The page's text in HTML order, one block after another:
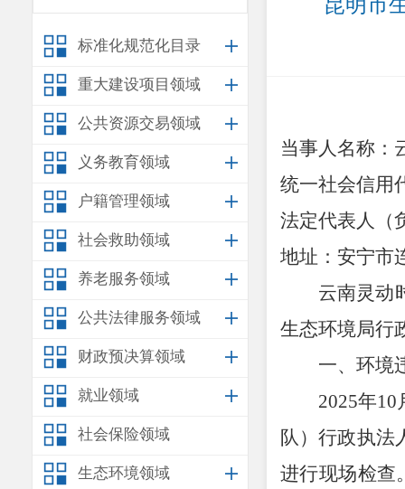
标准化规范化目录
重大建设项目领域
公共资源交易领域
义务教育领域
户籍管理领域
社会救助领域
养老服务领域
公共法律服务领域
财政预决算领域
就业领域
社会保险领域
生态环境领域
当事人名称：
统一社会信用
法定代表人（
地址：安宁市
云南灵动
生态环境局行
一、环境
2025年10
队）行政执法
进行现场检查